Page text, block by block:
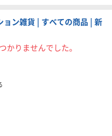
ョン雑貨 | すべての商品 | 新
かりませんでした。